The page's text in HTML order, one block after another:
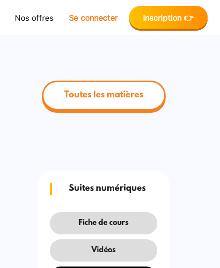
Nos offres Se connecter Inscription 👉
Toutes les matières
Suites numériques
Fiche de cours
Vidéos